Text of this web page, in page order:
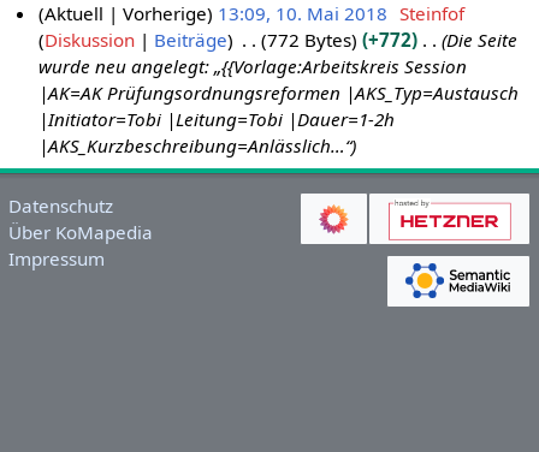
i
2
0
1
Aktuell Vorherige 13:09, 10. Mai 2018 Steinfof
Diskussion
Beiträge 772 Bytes +772
Die Seite
wurde neu angelegt: „{{Vorlage:Arbeitskreis Session
|AK=AK Prüfungsordnungsreformen |AKS_Typ=Austausch
|Initiator=Tobi |Leitung=Tobi |Dauer=1-2h
|AKS_Kurzbeschreibung=Anlässlich…“
Datenschutz
Über KoMapedia
Impressum